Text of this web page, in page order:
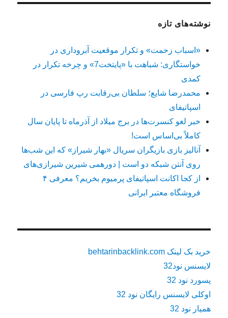
نوشته‌های تازه
«اسباب زحمت» و تکرار موقعیت آبروداری در
خواستگاری: شباهت با «پایتخت7» و چرخه تکرار در
کمدی
محمدرضا شایع؛ سلطان بی‌رقابت رپ فارسی در
اسپاتیفای
خبر لغو کنسرت‌ها در برج میلاد از آذرماه تا پایان سال
کاملاً بی‌اساس است!
آنالیز بازی بازیگران سریال «بهار شیراز» که این شب‌ها
روی آنتن شبکه دو است | دورهمی شیرین شیرازی‌های
از کجا اکانت اسپاتیفای پرمیوم بخریم؟ معرفی ۴
فروشگاه معتبر ایرانی
خرید بک لینک behtarinbacklink.com
لایسنس نود32
پسورد نود 32
اوکلی لایسنس رایگان نود 32
همیار نود 32